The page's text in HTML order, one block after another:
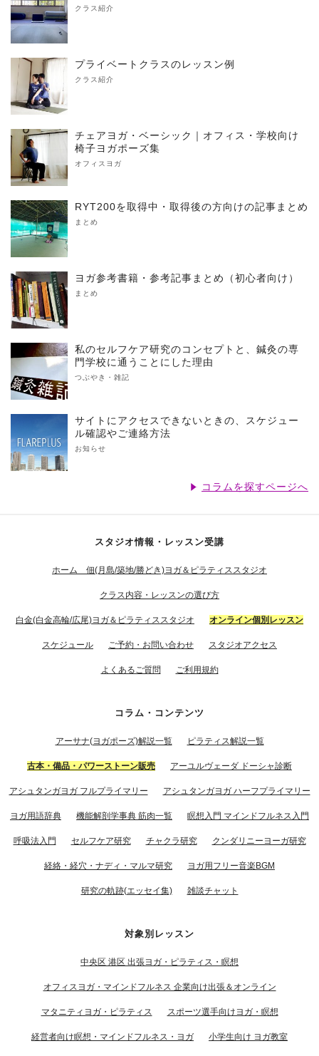
クラス紹介
プライベートクラスのレッスン例
クラス紹介
チェアヨガ・ベーシック｜オフィス・学校向け
椅子ヨガポーズ集
オフィスヨガ
RYT200を取得中・取得後の方向けの記事まとめ
まとめ
ヨガ参考書籍・参考記事まとめ（初心者向け）
まとめ
私のセルフケア研究のコンセプトと、鍼灸の専
門学校に通うことにした理由
つぶやき・雑記
サイトにアクセスできないときの、スケジュー
ル確認やご連絡方法
お知らせ
コラムを探すページへ
スタジオ情報・レッスン受講
ホーム 佃(月島/築地/勝どき)ヨガ＆ピラティススタジオ
クラス内容・レッスンの選び方
白金(白金高輪/広尾)ヨガ＆ピラティススタジオ オンライン個別レッスン
スケジュール ご予約・お問い合わせ スタジオアクセス
よくあるご質問 ご利用規約
コラム・コンテンツ
アーサナ(ヨガポーズ)解説一覧 ピラティス解説一覧
古本・備品・パワーストーン販売 アーユルヴェーダ ドーシャ診断
アシュタンガヨガ フルプライマリー アシュタンガヨガ ハーフプライマリー
ヨガ用語辞典 機能解剖学事典 筋肉一覧 瞑想入門 マインドフルネス入門
呼吸法入門 セルフケア研究 チャクラ研究 クンダリニーヨーガ研究
経絡・経穴・ナディ・マルマ研究 ヨガ用フリー音楽BGM
研究の軌跡(エッセイ集) 雑談チャット
対象別レッスン
中央区 港区 出張ヨガ・ピラティス・瞑想
オフィスヨガ・マインドフルネス 企業向け出張＆オンライン
マタニティヨガ・ピラティス スポーツ選手向けヨガ・瞑想
経営者向け瞑想・マインドフルネス・ヨガ 小学生向け ヨガ教室